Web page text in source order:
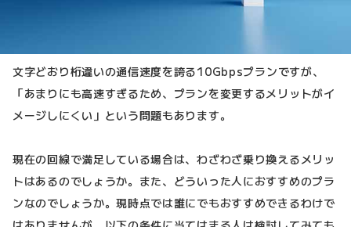
文字どおり桁違いの通信速度を誇る10Gbpsプランですが、
「あまりにも高速すぎるため、プランを変更するメリットがイ
メージしにくい」という問題もあります。
現在の回線で満足している場合は、わざわざ乗り換えるメリッ
トはあるのでしょうか。また、どういった人におすすめのプラ
ンなのでしょうか。現時点では誰にでもおすすめできるわけで